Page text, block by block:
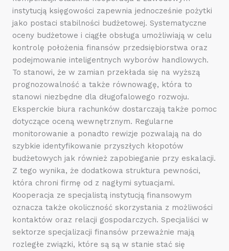
instytucją księgowości zapewnia jednocześnie pożytki
jako postaci stabilności budżetowej. Systematyczne
oceny budżetowe i ciągłe obsługa umożliwiają w celu
kontrolę położenia finansów przedsiębiorstwa oraz
podejmowanie inteligentnych wyborów handlowych.
To stanowi, że w zamian przekłada się na wyższą
prognozowalność a także równowagę, która to
stanowi niezbędne dla długofalowego rozwoju.
Eksperckie biura rachunków dostarczają także pomoc
dotyczące oceną wewnętrznym. Regularne
monitorowanie a ponadto rewizje pozwalają na do
szybkie identyfikowanie przyszłych kłopotów
budżetowych jak również zapobieganie przy eskalacji.
Z tego wynika, że dodatkowa struktura pewności,
która chroni firmę od z nagłymi sytuacjami.
Kooperacja ze specjalistą instytucją finansowym
oznacza także okoliczność skorzystania z możliwości
kontaktów oraz relacji gospodarczych. Specjaliści w
sektorze specjalizacji finansów przeważnie mają
rozległe związki, które są są w stanie stać się